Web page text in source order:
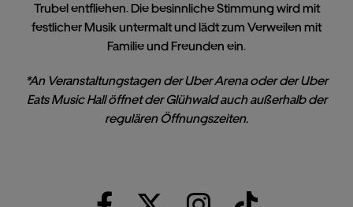
Trubel entfliehen. Die besinnliche Stimmung wird mit
festlicher Musik untermalt und lädt zum Verweilen mit
Familie und Freunden ein.
*An Veranstaltungstagen der Uber Arena oder der Uber
Eats Music Hall öffnet der Glühwald auch außerhalb der
regulären Öffnungszeiten.